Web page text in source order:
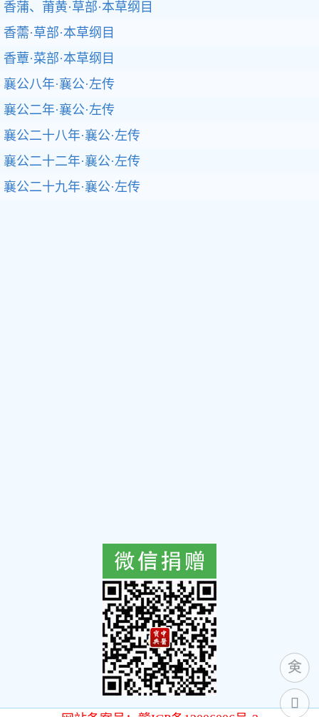
香蒲、莆黄·草部·本草纲目
香薷·草部·本草纲目
香蕈·菜部·本草纲目
襄公八年·襄公·左传
襄公二年·襄公·左传
襄公二十八年·襄公·左传
襄公二十二年·襄公·左传
襄公二十九年·襄公·左传